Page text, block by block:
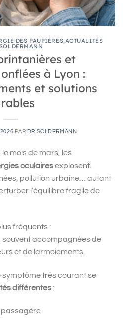
DES PAUPIÈRES, ACTUALITÉS
et
à Lyon :
et solutions
PAR DR SOLDERMANN
mois de mars, les
oculairesexplosent.
pollution urbaine… autant
l’équilibre fragile de
fréquents :
, souvent accompagnées de
et de larmoiements.
symptôme très courant se
différentes :
passagère